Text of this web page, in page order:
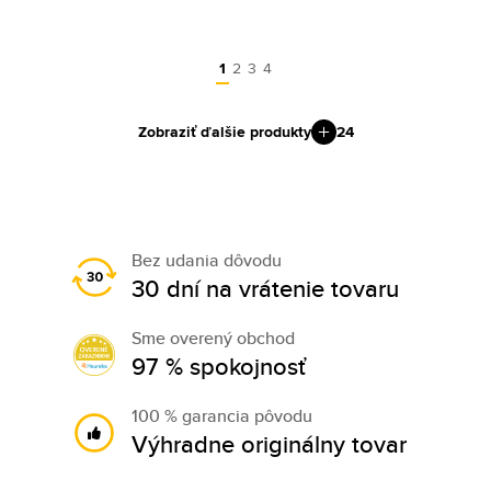
1 2 3 4
Zobraziť ďalšie produkty 24
Bez udania dôvodu
30 dní na vrátenie tovaru
Sme overený obchod
97 % spokojnosť
100 % garancia pôvodu
Výhradne originálny tovar